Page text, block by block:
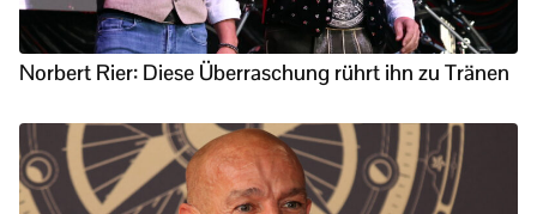
Norbert Rier: Diese Überraschung rührt ihn zu Tränen